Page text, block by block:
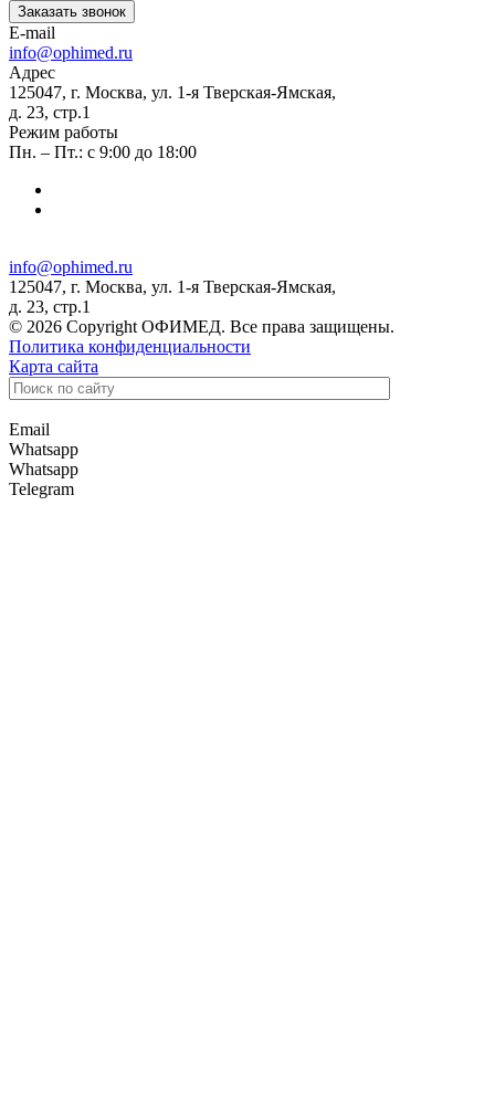
Заказать звонок
E-mail
info@ophimed.ru
Адрес
125047, г. Москва, ул. 1-я Тверская-Ямская,
д. 23, стр.1
Режим работы
Пн. – Пт.: с 9:00 до 18:00
info@ophimed.ru
125047, г. Москва, ул. 1-я Тверская-Ямская,
д. 23, стр.1
© 2026 Copyright ОФИМЕД. Все права защищены.
Политика конфиденциальности
Карта сайта
Email
Whatsapp
Whatsapp
Telegram